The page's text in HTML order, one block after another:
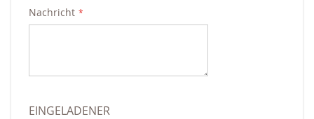
Nachricht
EINGELADENER